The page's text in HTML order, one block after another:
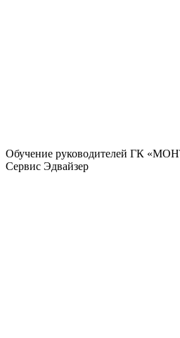
Обучение руководителей ГК
Сервис Эдвайзер